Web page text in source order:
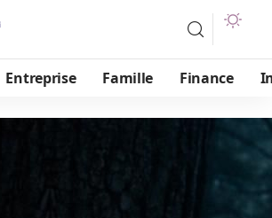
Entreprise Famille Finance